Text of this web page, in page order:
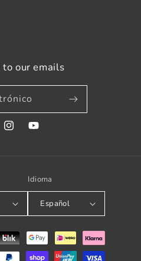
to our emails
InstagramYouTube
Idioma
Español